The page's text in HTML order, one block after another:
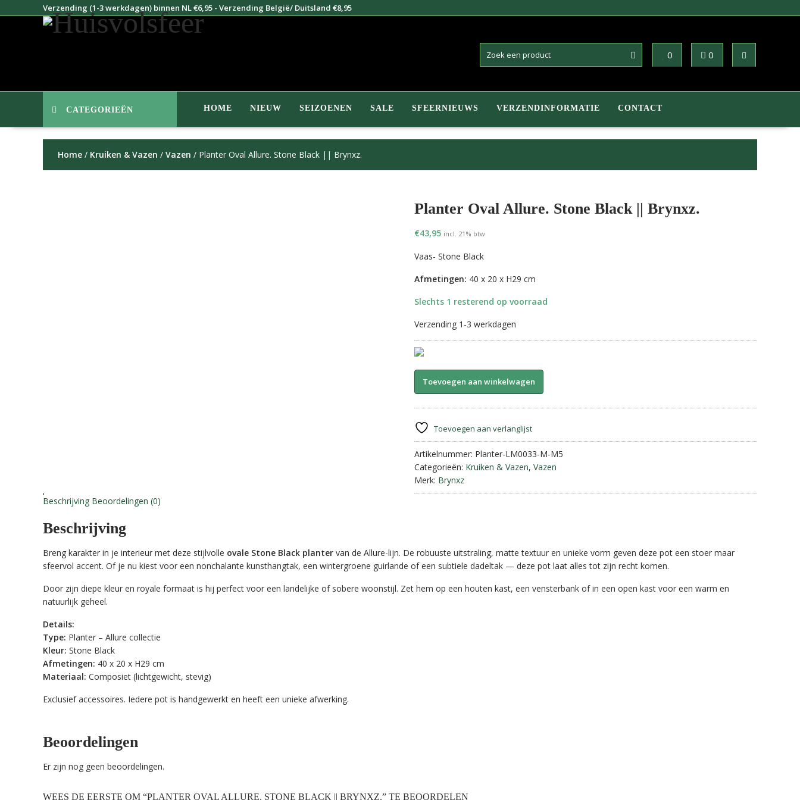
naar
Verzending (1-3 werkdagen) binnen NL €6,95 - Verzending België/ Duitsland €8,95
0 0
CATEGORIEËN HOME NIEUW SEIZOENEN SALE SFEERNIEUWS VERZENDINFORMATIE CONTACT
Home / Kruiken & Vazen / Vazen / Planter Oval Allure. Stone Black || Brynxz.
Planter Oval Allure. Stone Black || Brynxz.
€43,95 incl. 21% btw
Vaas- Stone Black
Afmetingen: 40 x 20 x H29 cm
Slechts 1 resterend op voorraad
Verzending 1-3 werkdagen
Planter
Oval
Black
||
Brynxz.
aantal
Toevoegen aan winkelwagen
Toevoegen aan verlanglijst
Artikelnummer: Planter-LM0033-M-M5
Categorieën: Kruiken & Vazen, Vazen
Merk: Brynxz
Beschrijving Beoordelingen (0)
Beschrijving
Breng karakter in je interieur met deze stijlvolle ovale Stone Black planter van de Allure-lijn. De robuuste uitstraling, matte textuur en unieke vorm geven deze pot een stoer maar
sfeervol accent. Of je nu kiest voor een nonchalante kunsthangtak, een wintergroene guirlande of een subtiele dadeltak — deze pot laat alles tot zijn recht komen.
Door zijn diepe kleur en royale formaat is hij perfect voor een landelijke of sobere woonstijl. Zet hem op een houten kast, een vensterbank of in een open kast voor een warm en
natuurlijk geheel.
Details:
Type: Planter – Allure collectie
Kleur: Stone Black
Afmetingen: 40 x 20 x H29 cm
Materiaal: Composiet (lichtgewicht, stevig)
Exclusief accessoires. Iedere pot is handgewerkt en heeft een unieke afwerking.
Beoordelingen
Er zijn nog geen beoordelingen.
WEES DE EERSTE OM “PLANTER OVAL ALLURE. STONE BLACK || BRYNXZ.” TE BEOORDELEN